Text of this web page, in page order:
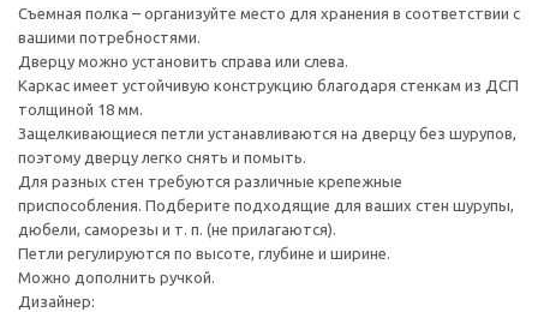
Съемная полка – организуйте место для хранения в соответствии с
вашими потребностями.
Дверцу можно установить справа или слева.
Каркас имеет устойчивую конструкцию благодаря стенкам из ДСП
толщиной 18 мм.
Защелкивающиеся петли устанавливаются на дверцу без шурупов,
поэтому дверцу легко снять и помыть.
Для разных стен требуются различные крепежные
приспособления. Подберите подходящие для ваших стен шурупы,
дюбели, саморезы и т. п. (не прилагаются).
Петли регулируются по высоте, глубине и ширине.
Можно дополнить ручкой.
Дизайнер: